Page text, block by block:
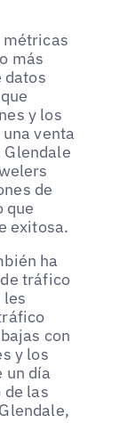
métricas
más
datos
y los
venta
Glendale
de
que
exitosa.
ha
tráfico
les
con
y los
un día
de las